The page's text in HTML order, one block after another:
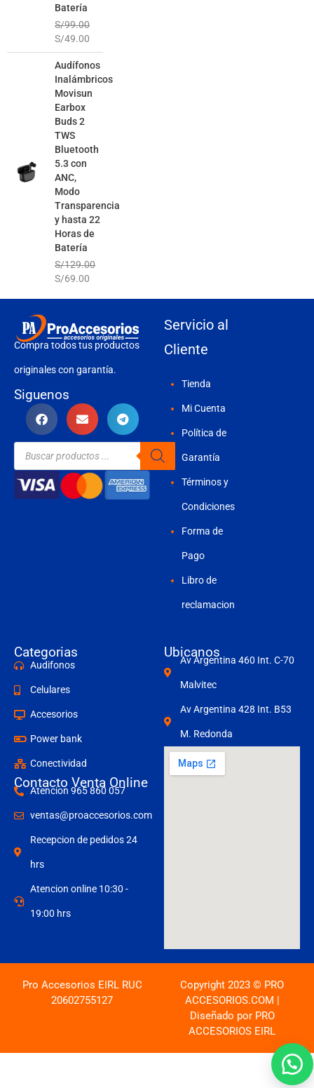
Batería
S/99.00
S/49.00
Audífonos
Inalámbricos
Movisun
Earbox
Buds 2
TWS
Bluetooth
5.3 con
ANC,
Modo
Transparencia
y hasta 22
Horas de
Batería
S/129.00
precio
original
era:
S/129.00.
S/69.00
precio
Compra todos tus productos
originales con garantía.
Siguenos
Búsqueda
productos
Servicio al
Cliente
Tienda
Mi Cuenta
Política de
Garantía
Términos y
Condiciones
Forma de
Pago
Libro de
reclamacion
Categorias
Audifonos
Celulares
Accesorios
Power bank
Conectividad
Contacto Venta Online
Atencion 965 860 057
ventas@proaccesorios.com
Recepcion de pedidos 24
hrs
Atencion online 10:30 -
19:00 hrs
Ubicanos
Av Argentina 460 Int. C-70
Malvitec
Av Argentina 428 Int. B53
M. Redonda
Pro Accesorios EIRL RUC
20602755127
Copyright 2023 © PRO
ACCESORIOS.COM |
Diseñado por PRO
ACCESORIOS EIRL